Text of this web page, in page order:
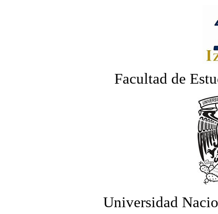
Facultad de
Universidad